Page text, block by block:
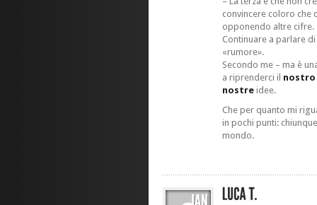
convincere coloro che
opponendo altre cifre.
Continuare a parlare
«rumore».
Secondo me – ma è
a riprenderci il nostro
nostre idee.
Che per quanto mi
in pochi punti:
mondo.